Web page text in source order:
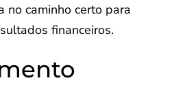
no caminho certo para
financeiros.